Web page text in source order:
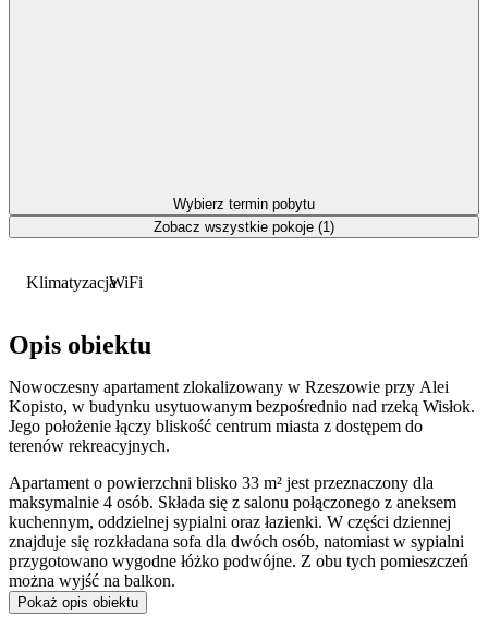
KlimatyzacjaWiFi
Opis obiektu
Nowoczesny apartament zlokalizowany w Rzeszowie przy Alei
Kopisto, w budynku usytuowanym bezpośrednio nad rzeką Wisłok.
Jego położenie łączy bliskość centrum miasta z dostępem do
terenów rekreacyjnych.
Apartament o powierzchni blisko 33 m² jest przeznaczony dla
maksymalnie 4 osób. Składa się z salonu połączonego z aneksem
kuchennym, oddzielnej sypialni oraz łazienki. W części dziennej
znajduje się rozkładana sofa dla dwóch osób, natomiast w sypialni
przygotowano wygodne łóżko podwójne. Z obu tych pomieszczeń
można wyjść na balkon.
Pokaż opis obiektu
Wybierz termin pobytu
Zobacz wszystkie pokoje (1)